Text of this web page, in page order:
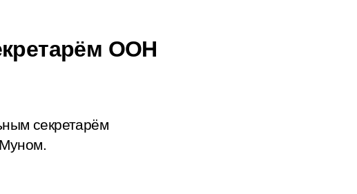
ООН
секретарём